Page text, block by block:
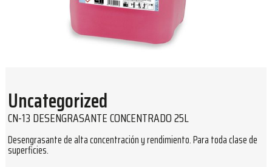
Uncategorized
CN-13 DESENGRASANTE CONCENTRADO 25L
Desengrasante de alta concentración y rendimiento. Para toda clase de
superficies.